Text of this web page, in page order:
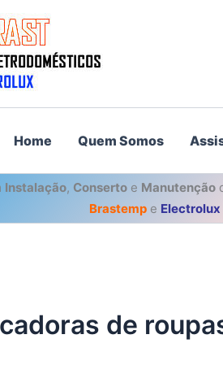
Home Quem Somos
Instalação, Conserto e Manutenção
Brastempe Electrolux
de